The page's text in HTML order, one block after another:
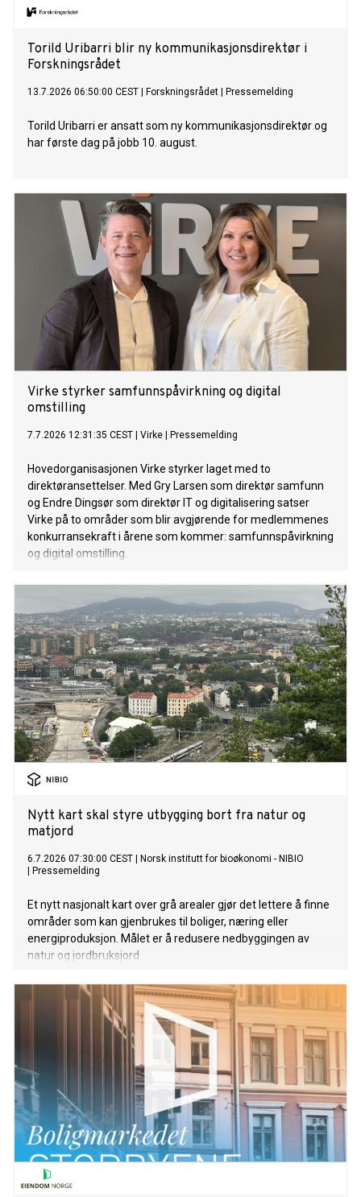
Torild Uribarri blir ny kommunikasjonsdirektør i
Forskningsrådet
13.7.2026 06:50:00 CEST Forskningsrådet Pressemelding
Torild Uribarri er ansatt som ny kommunikasjonsdirektør og
har første dag på jobb 10. august.
Virke styrker samfunnspåvirkning og digital
omstilling
7.7.2026 12:31:35 CEST Virke Pressemelding
Hovedorganisasjonen Virke styrker laget med to
direktøransettelser. Med Gry Larsen som direktør samfunn
og Endre Dingsør som direktør IT og digitalisering satser
Virke på to områder som blir avgjørende for medlemmenes
konkurransekraft i årene som kommer: samfunnspåvirkning
og digital omstilling.
Nytt kart skal styre utbygging bort fra natur og
matjord
6.7.2026 07:30:00 CEST
Norsk institutt for bioøkonomi - NIBIO
Pressemelding
Et nytt nasjonalt kart over grå arealer gjør det lettere å finne
områder som kan gjenbrukes til boliger, næring eller
energiproduksjon. Målet er å redusere nedbyggingen av
natur og jordbruksjord.